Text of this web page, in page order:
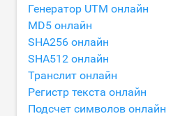
Генератор UTM онлайн
MD5 онлайн
SHA256 онлайн
SHA512 онлайн
Транслит онлайн
Регистр текста онлайн
Подсчет символов онлайн